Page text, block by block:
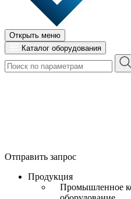
Открыть меню
Каталог оборудования
Отправить запрос
Продукция
Промышленное